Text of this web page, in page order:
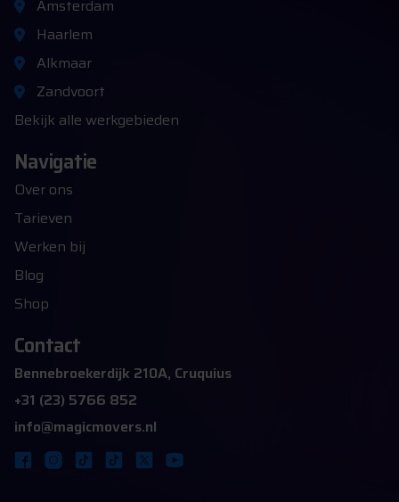
Amsterdam
Haarlem
Alkmaar
Zandvoort
Bekijk alle werkgebieden
Navigatie
Over ons
Tarieven
Werken bij
Blog
Shop
Contact
Bennebroekerdijk 210A, Cruquius
+31 (23) 5766 852
info@magicmovers.nl